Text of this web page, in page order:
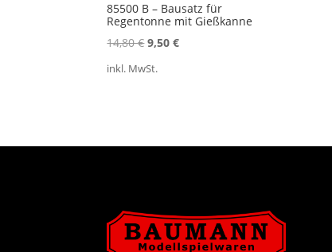
85500 B – Bausatz für
Regentonne mit Gießkanne
14,80€Ursprünglicher
9,50€Aktueller
inkl. MwSt.